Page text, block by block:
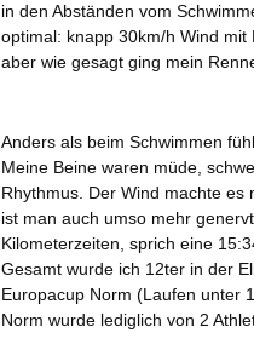
in den Abständen vom
optimal: knapp 30km/h Wind
aber wie gesagt ging mein
Anders als beim Schwimmen
Meine Beine waren müde,
Rhythmus. Der Wind machte
ist man auch umso mehr
Kilometerzeiten, sprich eine
Gesamt wurde ich 12ter in der
Europacup Norm (Laufen unter
Norm wurde lediglich von 2